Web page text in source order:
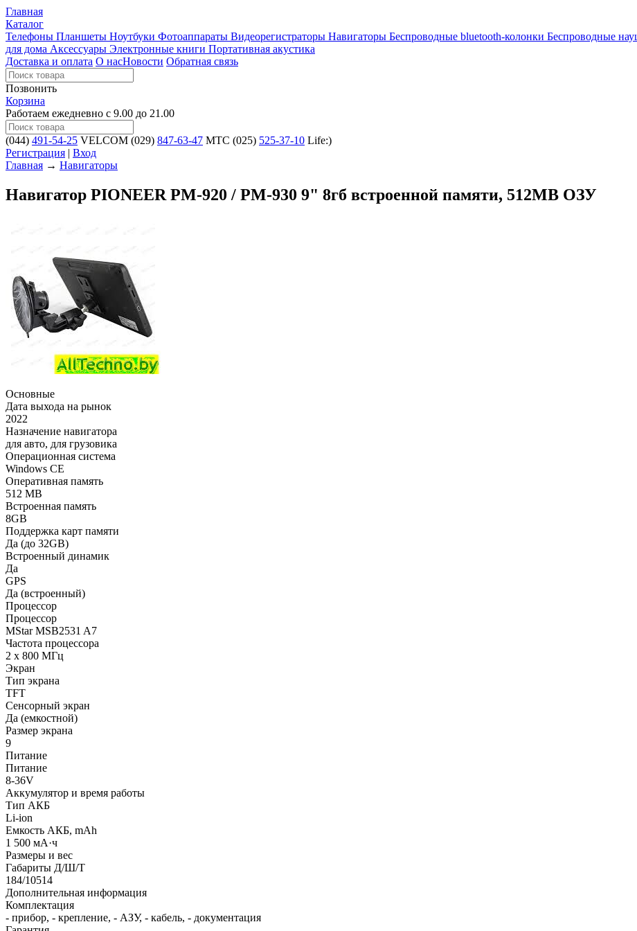
Главная
Каталог
Телефоны Планшеты Ноутбуки Фотоаппараты Видеорегистраторы Навигаторы Беспроводные bluetooth-колонки Беспроводные
для дома Аксессуары Электронные книги Портативная акустика
Доставка и оплата О насНовости Обратная связь
Позвонить
Корзина
Работаем ежедневно с 9.00 до 21.00
(044) 491-54-25 VELCOM (029) 847-63-47 MTC (025) 525-37-10 Life:)
Регистрация | Вход
Главная → Навигаторы
Навигатор PIONEER PM-920 / PM-930 9" 8гб встроенной памяти, 512MB ОЗУ
Основные
Дата выхода на рынок
2022
Назначение навигатора
для авто, для грузовика
Операционная система
Windows CE
Оперативная память
512 MB
Встроенная память
8GB
Поддержка карт памяти
Да (до 32GB)
Встроенный динамик
Да
GPS
Да (встроенный)
Процессор
Процессор
MStar MSB2531 A7
Частота процессора
2 x 800 МГц
Экран
Тип экрана
TFT
Сенсорный экран
Да (емкостной)
Размер экрана
9
Питание
Питание
8-36V
Аккумулятор и время работы
Тип АКБ
Li-ion
Емкость АКБ, mAh
1 500 мА·ч
Размеры и вес
Габариты Д/Ш/Т
184/10514
Дополнительная информация
Комплектация
- прибор, - крепление, - АЗУ, - кабель, - документация